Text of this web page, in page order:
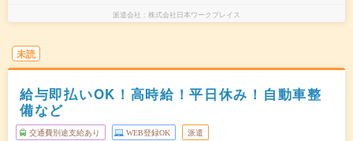
派遣会社 株式会社日本ワークプレイス
未読
給与即払いOK！高時給！平日休み！自動車整
備など
交通費別途支給あり WEB登録OK 派遣